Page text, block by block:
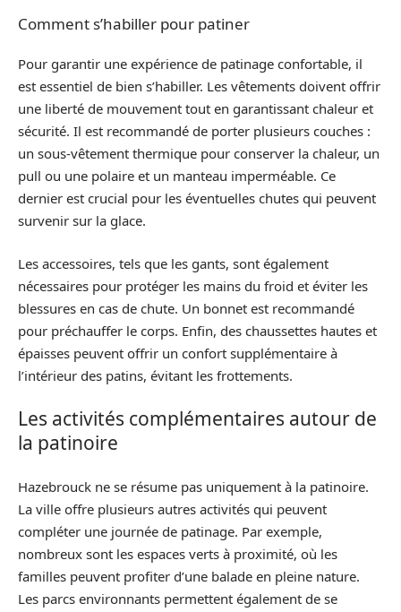
Comment s’habiller pour patiner
Pour garantir une expérience de patinage confortable, il
est essentiel de bien s’habiller. Les vêtements doivent offrir
une liberté de mouvement tout en garantissant chaleur et
sécurité. Il est recommandé de porter plusieurs couches :
un sous-vêtement thermique pour conserver la chaleur, un
pull ou une polaire et un manteau imperméable. Ce
dernier est crucial pour les éventuelles chutes qui peuvent
survenir sur la glace.
Les accessoires, tels que les gants, sont également
nécessaires pour protéger les mains du froid et éviter les
blessures en cas de chute. Un bonnet est recommandé
pour préchauffer le corps. Enfin, des chaussettes hautes et
épaisses peuvent offrir un confort supplémentaire à
l’intérieur des patins, évitant les frottements.
Les activités complémentaires autour de
la patinoire
Hazebrouck ne se résume pas uniquement à la patinoire.
La ville offre plusieurs autres activités qui peuvent
compléter une journée de patinage. Par exemple,
nombreux sont les espaces verts à proximité, où les
familles peuvent profiter d’une balade en pleine nature.
Les parcs environnants permettent également de se